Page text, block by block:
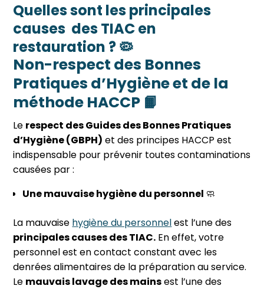
Quelles sont les principales
causes des TIAC en
restauration ? 🦠
Non-respect des Bonnes
Pratiques d’Hygiène et de la
méthode HACCP 📙
Le respect des Guides des Bonnes Pratiques
d’Hygiène (GBPH) et des principes HACCP est
indispensable pour prévenir toutes contaminations
causées par :
Une mauvaise hygiène du personnel 🧼
La mauvaise hygiène du personnelest l’une des
principales causes des TIAC. En effet, votre
personnel est en contact constant avec les
denrées alimentaires de la préparation au service.
Le mauvais lavage des mainsest l’une des